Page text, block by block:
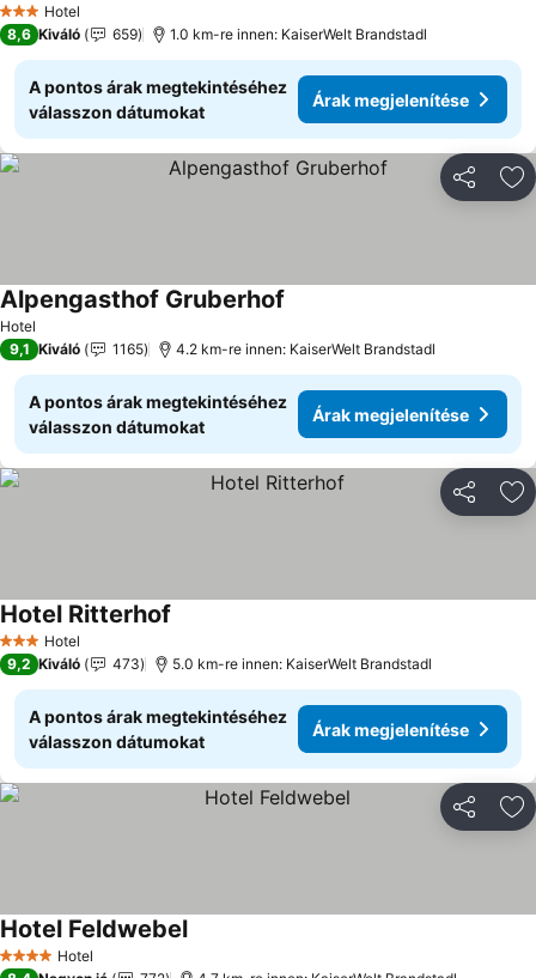
3 Kategória
Hotel
8,6 Kiváló 659 1.0 km-re innen: KaiserWelt Brandstadl
A pontos árak megtekintéséhez
válasszon dátumokat
Árak megjelenítése
Hotel
Alpengasthof Gruberhof
9,1 Kiváló 1165 4.2 km-re innen: KaiserWelt Brandstadl
A pontos árak megtekintéséhez
válasszon dátumokat
Árak megjelenítése
3 Kategória
Hotel
Hotel Ritterhof
9,2 Kiváló 473 5.0 km-re innen: KaiserWelt Brandstadl
A pontos árak megtekintéséhez
válasszon dátumokat
Árak megjelenítése
4 KategóriaHotel
Hotel Feldwebel